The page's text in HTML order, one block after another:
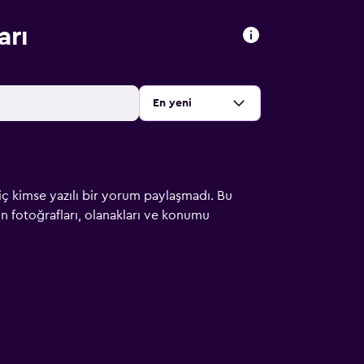
Sırala:
En yeni
yazılı bir yorum paylaşmadı. Bu
fotoğrafları, olanakları ve konumu